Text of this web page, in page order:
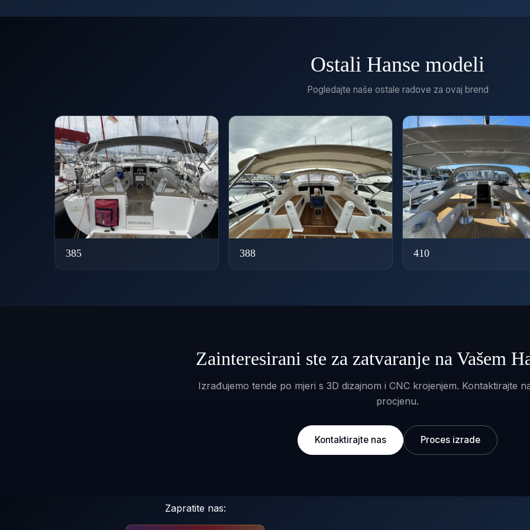
Ostali Hanse modeli
Pogledajte naše ostale radove za ovaj brend
385 388 410
Zainteresirani ste za zatvaranje na Vašem
Izrađujemo tende po mjeri s 3D dizajnom i CNC krojenjem. Kontaktirajte
procjenu.
Kontaktirajte nas Proces izrade
Zapratite nas: